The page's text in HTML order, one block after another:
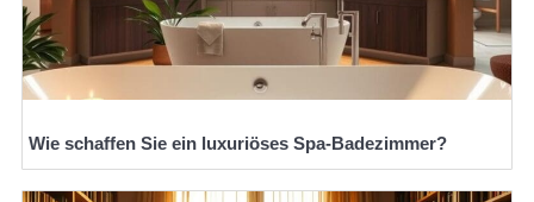
Wie schaffen Sie ein luxuriöses Spa-Badezimmer?